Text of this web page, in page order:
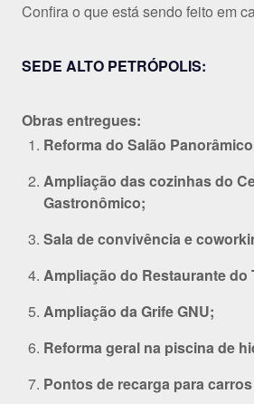
Confira o que está sendo feito em
SEDE ALTO PETRÓPOLIS:
Obras entregues:
Reforma do Salão
Ampliação das cozinhas do
Gastronômico;
Sala de convivência e
Ampliação do Restaurante do
Ampliação da Grife GNU;
Reforma geral na piscina de
Pontos de recarga para